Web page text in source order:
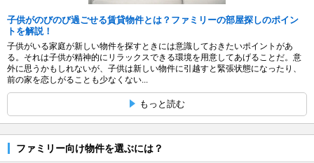
子供がのびのび過ごせる賃貸物件とは？ファミリーの部屋探しのポイン
トを解説！
子供がいる家庭が新しい物件を探すときには意識しておきたいポイントがあ
る。それは子供が精神的にリラックスできる環境を用意してあげることだ。意
外に思うかもしれないが、子供は新しい物件に引越すと緊張状態になったり、
前の家を恋しがることも少なくない...
もっと読む
ファミリー向け物件を選ぶには？